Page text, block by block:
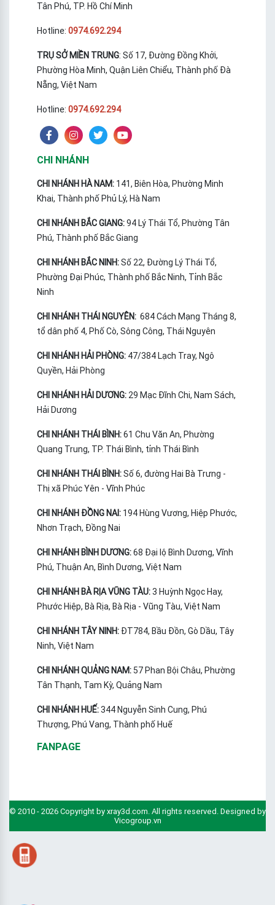
Tân Phú, TP. Hồ Chí Minh
Hotline: 0974.692.294
TRỤ SỞ MIỀN TRUNG: Số 17, Đường Đồng Khởi,
Phường Hòa Minh, Quận Liên Chiểu, Thành phố Đà
Nẵng, Việt Nam
Hotline: 0974.692.294
CHI NHÁNH
CHI NHÁNH HÀ NAM: 141, Biên Hòa, Phường Minh
Khai, Thành phố Phủ Lý, Hà Nam
CHI NHÁNH BẮC GIANG:94 Lý Thái Tổ, Phường Tân
Phú, Thành phố Bắc Giang
CHI NHÁNH BẮC NINH:Số 22, Đường Lý Thái Tổ,
Phường Đại Phúc, Thành phố Bắc Ninh, Tỉnh Bắc
Ninh
CHI NHÁNH THÁI NGUYÊN: 684 Cách Mạng Tháng 8,
tổ dân phố 4, Phố Cò, Sông Công, Thái Nguyên
CHI NHÁNH HẢI PHÒNG: 47/384 Lạch Tray, Ngô
Quyền, Hải Phòng
CHI NHÁNH HẢI DƯƠNG: 29 Mạc Đĩnh Chi, Nam Sách,
Hải Dương
CHI NHÁNH THÁI BÌNH:61 Chu Văn An, Phường
Quang Trung, TP. Thái Bình, tỉnh Thái Bình
CHI NHÁNH THÁI BÌNH:Số 6, đường Hai Bà Trưng -
Thị xã Phúc Yên - Vĩnh Phúc
CHI NHÁNH ĐỒNG NAI: 194 Hùng Vương, Hiệp Phước,
Nhơn Trạch, Đồng Nai
CHI NHÁNH BÌNH DƯƠNG:68 Đại lộ Bình Dương, Vĩnh
Phú, Thuận An, Bình Dương, Việt Nam
CHI NHÁNH BÀ RỊA VŨNG TÀU:3 Huỳnh Ngọc Hay,
Phước Hiệp, Bà Rịa, Bà Rịa - Vũng Tàu, Việt Nam
CHI NHÁNH TÂY NINH: ĐT784, Bầu Đồn, Gò Dầu, Tây
Ninh, Việt Nam
CHI NHÁNH QUẢNG NAM: 57 Phan Bội Châu, Phường
Tân Thạnh, Tam Kỳ, Quảng Nam
CHI NHÁNH HUẾ:344 Nguyễn Sinh Cung, Phú
Thượng, Phú Vang, Thành phố Huế
FANPAGE
© 2010 - 2026 Copyright by xray3d.com. All rights reserved. Designed by
Vicogroup.vn